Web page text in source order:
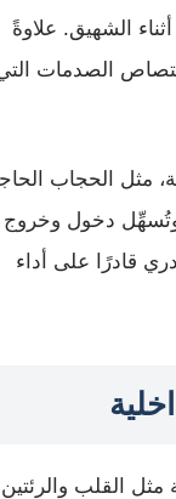
الشهيق. علاوةً
الصدمات
مثل الحجاب
وتُسهِّل دخول وخروج
قادرًا على أداء
مثل القلب